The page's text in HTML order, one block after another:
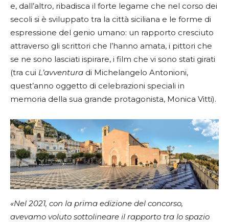
e, dall’altro, ribadisca il forte legame che nel corso dei
secoli si è sviluppato tra la città siciliana e le forme di
espressione del genio umano: un rapporto cresciuto
attraverso gli scrittori che l’hanno amata, i pittori che
se ne sono lasciati ispirare, i film che vi sono stati girati
(tra cui L’avventura di Michelangelo Antonioni,
quest’anno oggetto di celebrazioni speciali in
memoria della sua grande protagonista, Monica Vitti).
«Nel 2021, con la prima edizione del concorso,
avevamo voluto sottolineare il rapporto tra lo spazio